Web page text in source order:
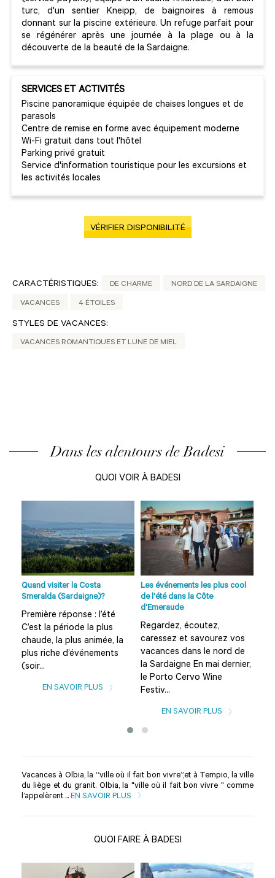
turc, d'un sentier Kneipp, de baignoires à remous
donnant sur la piscine extérieure. Un refuge parfait pour
se régénérer après une journée à la plage ou à la
découverte de la beauté de la Sardaigne.
SERVICES ET ACTIVITÉS
Piscine panoramique équipée de chaises longues et de
parasols
Centre de remise en forme avec équipement moderne
Wi-Fi gratuit dans tout l'hôtel
Parking privé gratuit
Service d'information touristique pour les excursions et
les activités locales
VÉRIFIER DISPONIBILITÉ
CARACTÉRISTIQUES: DE CHARME NORD DE LA SARDAIGNE
VACANCES 4 ÉTOILES
STYLES DE VACANCES:
VACANCES ROMANTIQUES ET LUNE DE MIEL
Dans les alentours de Badesi
QUOI VOIR À BADESI
Quand visiter la Costa
Smeralda (Sardaigne)?
Première réponse : l’été
C’est la période la plus
chaude, la plus animée, la
plus riche d’événements
(soir...
EN SAVOIR PLUS
Les événements les plus cool
de l'été dans la Côte
d'Emeraude
Regardez, écoutez,
caressez et savourez vos
vacances dans le nord de
la Sardaigne En mai dernier,
le Porto Cervo Wine
Festiv...
EN SAVOIR PLUS
Vacances à Olbia, la “ville où il fait bon vivre”,et à Tempio, la ville
du liège et du granit. Olbia, la "ville où il fait bon vivre " comme
l’appelèrent ... EN SAVOIR PLUS
QUOI FAIRE À BADESI